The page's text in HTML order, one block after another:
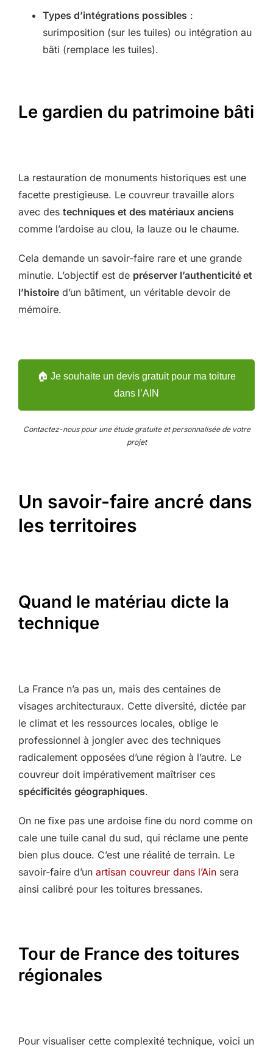
Types d’intégrations possibles :
surimposition (sur les tuiles) ou intégration au
bâti (remplace les tuiles).
Le gardien du patrimoine bâti
La restauration de monuments historiques est une
facette prestigieuse. Le couvreur travaille alors
avec des techniques et des matériaux anciens
comme l’ardoise au clou, la lauze ou le chaume.
Cela demande un savoir-faire rare et une grande
minutie. L’objectif est de préserver l’authenticité et
l’histoire d’un bâtiment, un véritable devoir de
mémoire.
🏠 Je souhaite un devis gratuit pour ma toiture
dans l’AIN
Contactez-nous pour une étude gratuite et personnalisée de votre
projet
Un savoir-faire ancré dans
les territoires
Quand le matériau dicte la
technique
La France n’a pas un, mais des centaines de
visages architecturaux. Cette diversité, dictée par
le climat et les ressources locales, oblige le
professionnel à jongler avec des techniques
radicalement opposées d’une région à l’autre. Le
couvreur doit impérativement maîtriser ces
spécificités géographiques.
On ne fixe pas une ardoise fine du nord comme on
cale une tuile canal du sud, qui réclame une pente
bien plus douce. C’est une réalité de terrain. Le
savoir-faire d’un artisan couvreur dans l’Ain sera
ainsi calibré pour les toitures bressanes.
Tour de France des toitures
régionales
Pour visualiser cette complexité technique, voici un